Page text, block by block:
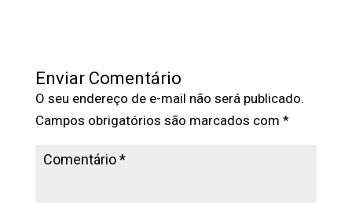
Enviar Comentário
O seu endereço de e-mail não será publicado.
Campos obrigatórios são marcados com *